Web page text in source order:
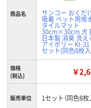
商品名 サンコー おくだ
吸着 ペット用撥
タイルマット
30cm×30cm 犬
日本製 消臭 洗え
アイボリー KI-31
セット(同色8枚
価格
(税込)
￥
販売単位 1セット（同色8枚